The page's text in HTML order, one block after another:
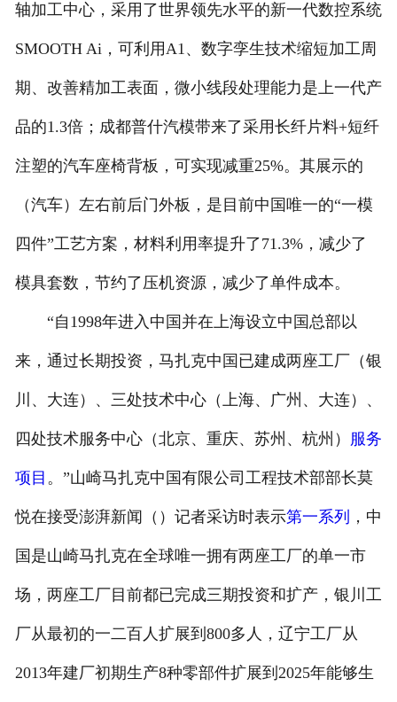
轴加工中心，采用了世界领先水平的新一代数控系统
SMOOTH Ai，可利用A1、数字孪生技术缩短加工周
期、改善精加工表面，微小线段处理能力是上一代产
品的1.3倍；成都普什汽模带来了采用长纤片料+短纤
注塑的汽车座椅背板，可实现减重25%。其展示的
（汽车）左右前后门外板，是目前中国唯一的“一模
四件”工艺方案，材料利用率提升了71.3%，减少了
模具套数，节约了压机资源，减少了单件成本。
“自1998年进入中国并在上海设立中国总部以
来，通过长期投资，马扎克中国已建成两座工厂（银
川、大连）、三处技术中心（上海、广州、大连）、
四处技术服务中心（北京、重庆、苏州、杭州） 服务
项目 。”山崎马扎克中国有限公司工程技术部部长莫
悦在接受澎湃新闻（）记者采访时表示第一系列 ，中
国是山崎马扎克在全球唯一拥有两座工厂的单一市
场，两座工厂目前都已完成三期投资和扩产，银川工
厂从最初的一二百人扩展到800多人，辽宁工厂从
2013年建厂初期生产8种零部件扩展到2025年能够生